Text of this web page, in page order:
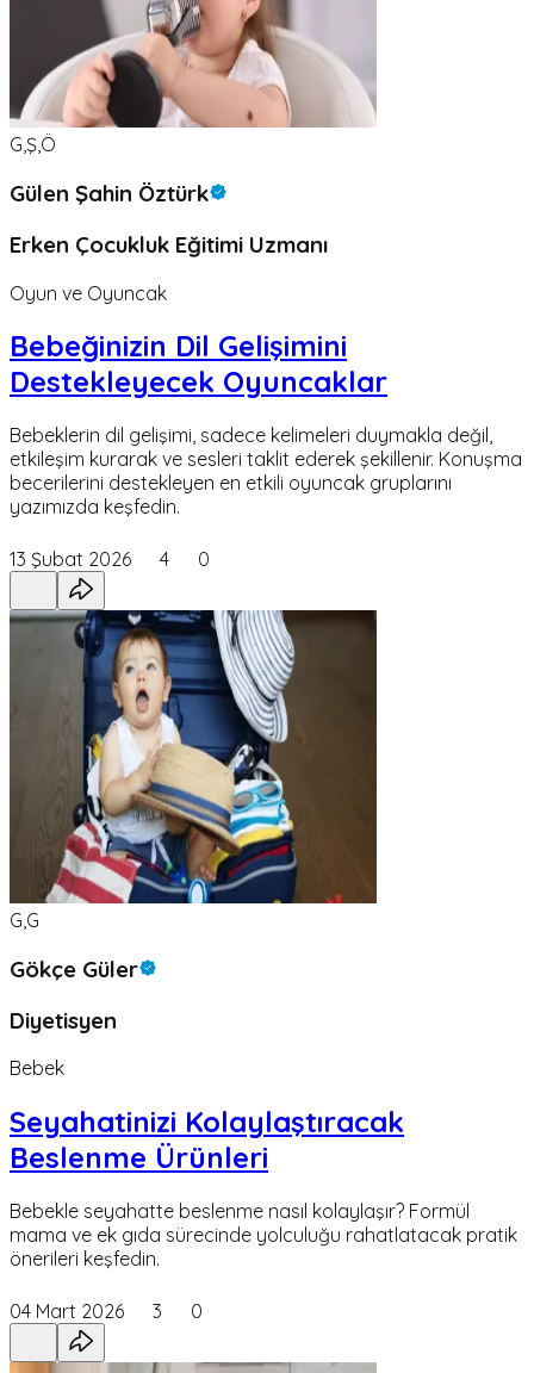
G,Ş,Ö
Gülen Şahin Öztürk
Erken Çocukluk Eğitimi Uzmanı
Oyun ve Oyuncak
Bebeğinizin Dil Gelişimini
Destekleyecek Oyuncaklar
Bebeklerin dil gelişimi, sadece kelimeleri duymakla değil,
etkileşim kurarak ve sesleri taklit ederek şekillenir. Konuşma
becerilerini destekleyen en etkili oyuncak gruplarını
yazımızda keşfedin.
13 Şubat 2026 4 0
G,G
Gökçe Güler
Diyetisyen
Bebek
Seyahatinizi Kolaylaştıracak
Beslenme Ürünleri
Bebekle seyahatte beslenme nasıl kolaylaşır? Formül
mama ve ek gıda sürecinde yolculuğu rahatlatacak pratik
önerileri keşfedin.
04 Mart 2026 3 0